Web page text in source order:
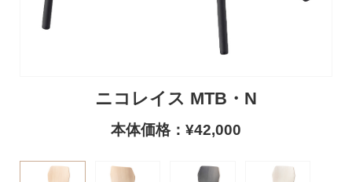
ニコレイス MTB・N
本体価格：¥42,000